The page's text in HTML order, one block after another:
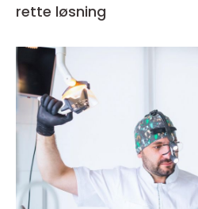
rette løsning